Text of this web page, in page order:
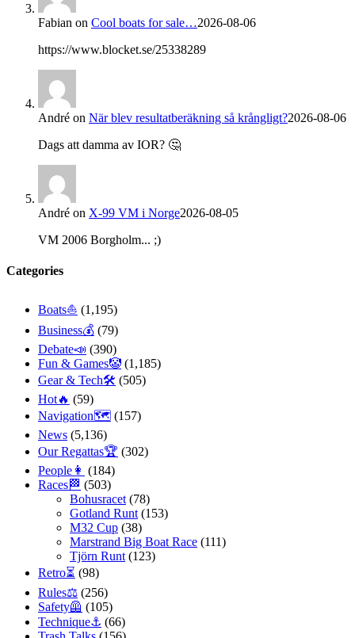
Fabian on Cool boats for sale…2026-08-06
https://www.blocket.se/25338289
André on När blev resultatberäkning så krångligt?2026-08-06
Dags att damma av IOR? 🤔
André on X-99 VM i Norge2026-08-05
VM 2006 Borgholm... ;)
Categories
Boats⛵️ (1,195)
Business💰 (79)
Debate📣 (390)
Fun & Games🤡 (1,185)
Gear & Tech🛠 (505)
Hot🔥 (59)
Navigation🗺 (157)
News (5,136)
Our Regattas🏆 (302)
People👩 (184)
Races🏁 (503)
Bohusracet (78)
Gotland Runt (153)
M32 Cup (38)
Marstrand Big Boat Race (111)
Tjörn Runt (123)
Retro⏳ (98)
Rules⚖️ (256)
Safety🦺 (105)
Technique⚓️ (66)